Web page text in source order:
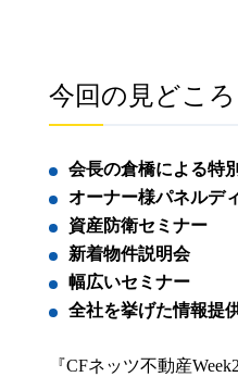
今回の見どころ
会長の倉橋による特
オーナー様パネルデ
資産防衛セミナー
新着物件説明会
幅広いセミナー
全社を挙げた情報提
『CFネッツ不動産